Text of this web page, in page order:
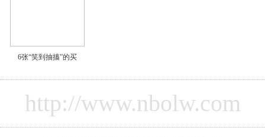
6张“笑到抽搐”的买
http://www.nbolw.com